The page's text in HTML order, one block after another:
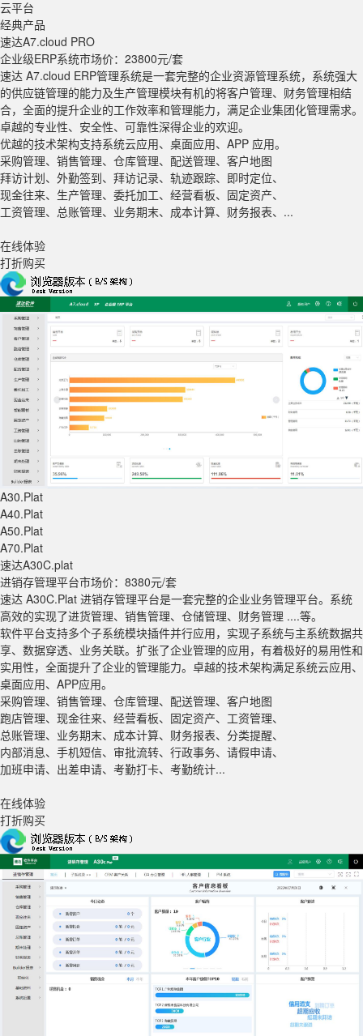
云平台
经典产品
速达A7.cloud PRO
企业级ERP系统市场价：23800元/套
速达 A7.cloud ERP管理系统是一套完整的企业资源管理系统，系统强大
的供应链管理的能力及生产管理模块有机的将客户管理、财务管理相结
合，全面的提升企业的工作效率和管理能力，满足企业集团化管理需求。
卓越的专业性、安全性、可靠性深得企业的欢迎。
优越的技术架构支持系统云应用、桌面应用、APP 应用。
采购管理、销售管理、仓库管理、配送管理、客户地图
拜访计划、外勤签到、拜访记录、轨迹跟踪、即时定位、
现金往来、生产管理、委托加工、经营看板、固定资产、
工资管理、总账管理、业务期末、成本计算、财务报表、...
在线体验
打折购买
A30.Plat
A40.Plat
A50.Plat
A70.Plat
速达A30C.plat
进销存管理平台市场价：8380元/套
速达 A30C.Plat 进销存管理平台是一套完整的企业业务管理平台。系统
高效的实现了进货管理、销售管理、仓储管理、财务管理 ....等。
软件平台支持多个子系统模块插件并行应用，实现子系统与主系统数据共
享、数据穿透、业务关联。扩张了企业管理的应用，有着极好的易用性和
实用性，全面提升了企业的管理能力。卓越的技术架构满足系统云应用、
桌面应用、APP应用。
采购管理、销售管理、仓库管理、配送管理、客户地图
跑店管理、现金往来、经营看板、固定资产、工资管理、
总账管理、业务期末、成本计算、财务报表、分类提醒、
内部消息、手机短信、审批流转、行政事务、请假申请、
加班申请、出差申请、考勤打卡、考勤统计...
在线体验
打折购买